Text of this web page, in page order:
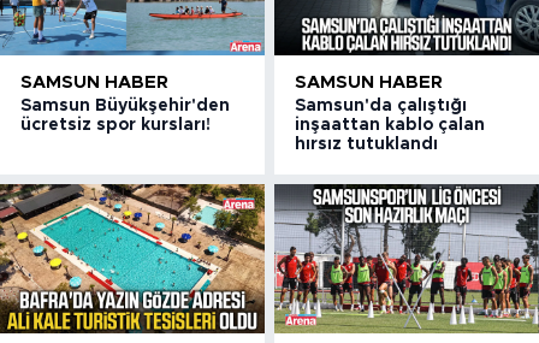
SAMSUN HABER
Samsun Büyükşehir'den
ücretsiz spor kursları!
SAMSUN HABER
Samsun'da çalıştığı
inşaattan kablo çalan
hırsız tutuklandı